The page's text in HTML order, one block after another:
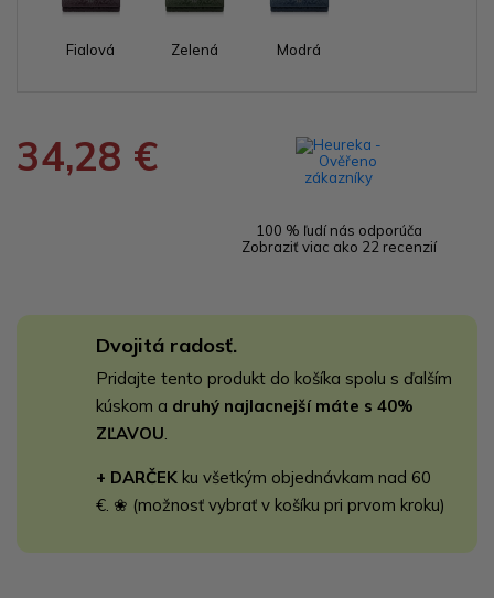
Fialová Zelená Modrá
34,28 €
100 % ľudí nás odporúča
Zobraziť viac ako 22 recenzií
Dvojitá radosť.
Pridajte tento produkt do košíka spolu s ďalším
kúskom a druhý najlacnejší máte s 40%
ZĽAVOU
+ DARČEK ku všetkým objednávkam nad 60
€. ❀ (možnosť vybrať v košíku pri prvom kroku)